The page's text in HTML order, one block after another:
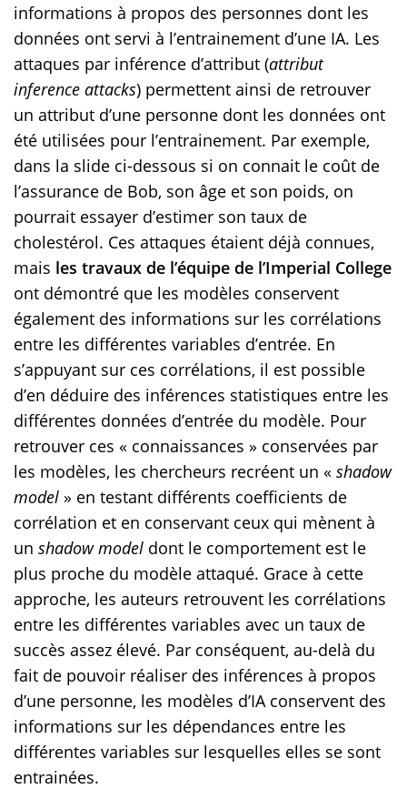
informations à propos des personnes dont les
données ont servi à l’entrainement d’une IA. Les
attaques par inférence d’attribut (attribut
inference attacks) permettent ainsi de retrouver
un attribut d’une personne dont les données ont
été utilisées pour l’entrainement. Par exemple,
dans la slide ci-dessous si on connait le coût de
l’assurance de Bob, son âge et son poids, on
pourrait essayer d’estimer son taux de
cholestérol. Ces attaques étaient déjà connues,
mais les travaux de l’équipe de l’Imperial College
ont démontré que les modèles conservent
également des informations sur les corrélations
entre les différentes variables d’entrée. En
s’appuyant sur ces corrélations, il est possible
d’en déduire des inférences statistiques entre les
différentes données d’entrée du modèle. Pour
retrouver ces « connaissances » conservées par
les modèles, les chercheurs recréent un « shadow
model » en testant différents coefficients de
corrélation et en conservant ceux qui mènent à
un shadow model dont le comportement est le
plus proche du modèle attaqué. Grace à cette
approche, les auteurs retrouvent les corrélations
entre les différentes variables avec un taux de
succès assez élevé. Par conséquent, au-delà du
fait de pouvoir réaliser des inférences à propos
d’une personne, les modèles d’IA conservent des
informations sur les dépendances entre les
différentes variables sur lesquelles elles se sont
entrainées.